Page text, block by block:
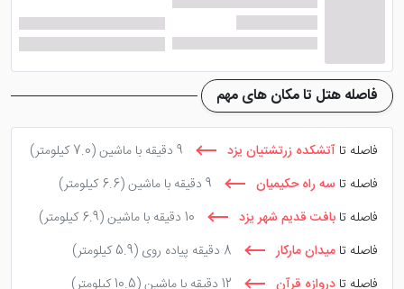
فاصله هتل تا مکان های مهم
فاصله تا آتشکده زرتشتیان یزد 9 دقیقه با ماشین
(7.0 کیلومتر)
فاصله تا سه راه حکیمیان 9 دقیقه با ماشین
(6.6 کیلومتر)
فاصله تا بافت قدیم شهر یزد 10 دقیقه با ماشین
(6.9 کیلومتر)
فاصله تا میدان مارکار 8 دقیقه پیاده روی
(5.9 کیلومتر)
فاصله تا دروازه قرآن 12 دقیقه با ماشین
(10.5 کیلومتر)